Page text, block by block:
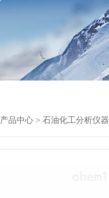
产品中心 > 石油化工分析仪器